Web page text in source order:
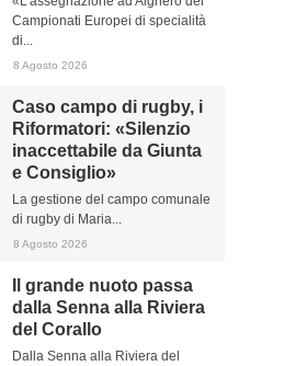
Campionati Europei di specialità
di...
8 Agosto 2026
Caso campo di rugby, i
Riformatori: «Silenzio
inaccettabile da Giunta
e Consiglio»
La gestione del campo comunale
di rugby di Maria...
8 Agosto 2026
Il grande nuoto passa
dalla Senna alla Riviera
del Corallo
Dalla Senna alla Riviera del